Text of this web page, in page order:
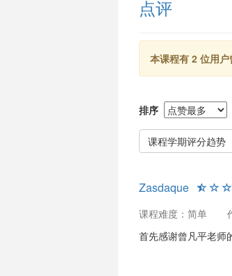
期末考试主要包括填
击。考试类型多为
给分机制透明，期
满，但优秀率整体
总体来说，《信息安
度，上课形式单一但
点评
本课程有 2 位用户
排序
课程学期评分趋势
Zasdaque
课程难度：简单
首先感谢曾凡平老师